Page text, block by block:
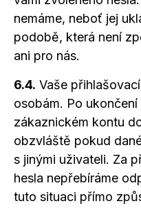
nemáme, neboť jej
podobě, která není
ani pro nás.
6.4. Vaše
osobám. Po
zákaznickém kontu
obzvláště pokud
s jinými uživateli. Za
hesla nepřebíráme
tuto situaci přímo